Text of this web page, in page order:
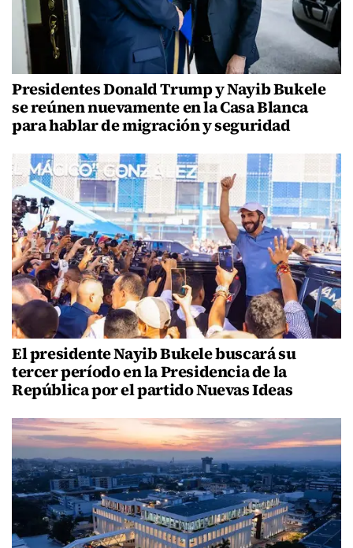
Presidentes Donald Trump y Nayib Bukele
se reúnen nuevamente en la Casa Blanca
para hablar de migración y seguridad
El presidente Nayib Bukele buscará su
tercer período en la Presidencia de la
República por el partido Nuevas Ideas